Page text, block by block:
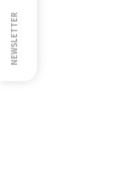
NEWSLETTER